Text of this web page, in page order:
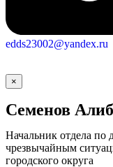
edds23002@yandex.ru
×
Семенов
Начальник отдела по
чрезвычайным
городского округа